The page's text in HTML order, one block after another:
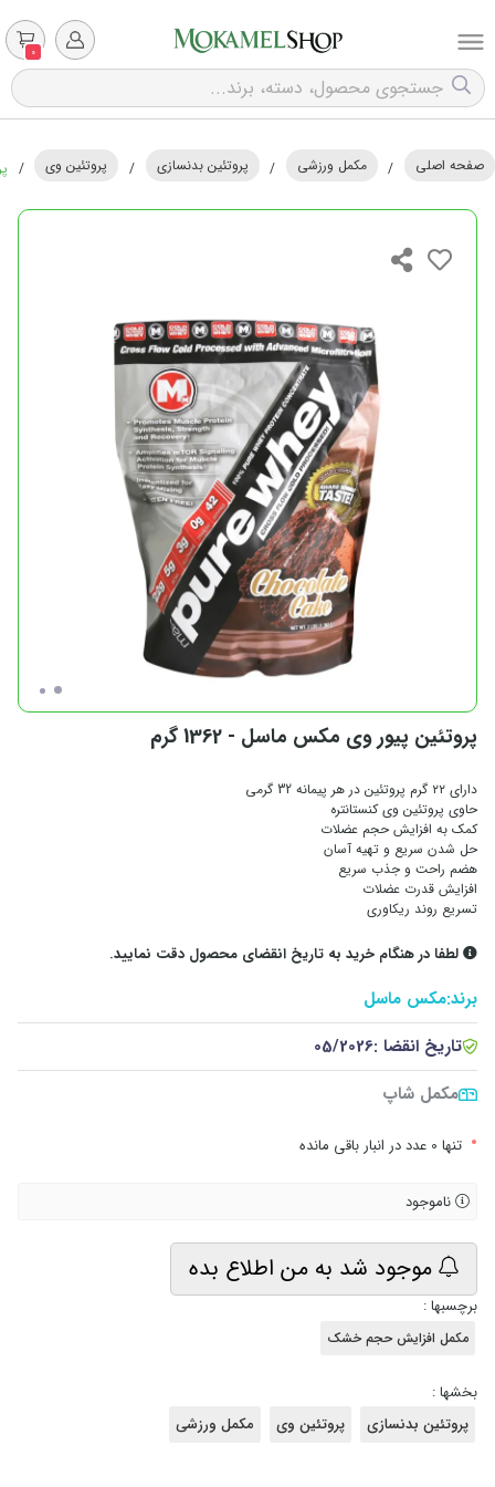
0
صفحه اصلی / مکمل ورزشی / پروتئین بدنسازی / پروتئین وی /
پروتئین پیور وی مکس ماسل - 1362 گرم
دارای ۲۲ گرم پروتئین در هر پیمانه 32 گرمی
حاوی پروتئین وی کنستانتره
کمک به افزایش حجم عضلات
حل شدن سریع و تهیه آسان
هضم راحت و جذب سریع
افزایش قدرت عضلات
تسریع روند ریکاوری
لطفا در هنگام خرید به تاریخ انقضای محصول دقت نمایید.
برند:مکس ماسل
تاریخ انقضا :05/2026
مکمل شاپ
• تنها 0 عدد در انبار باقی مانده
ناموجود
موجود شد به من اطلاع بده
برچسبها :
مکمل افزایش حجم خشک
بخشها :
پروتئین بدنسازی
پروتئین وی مکمل ورزشی